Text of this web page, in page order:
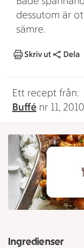
dessutom är
sämre.
Skriv ut Dela
Ett recept från:
Buffé nr 11, 2010
Ingredienser